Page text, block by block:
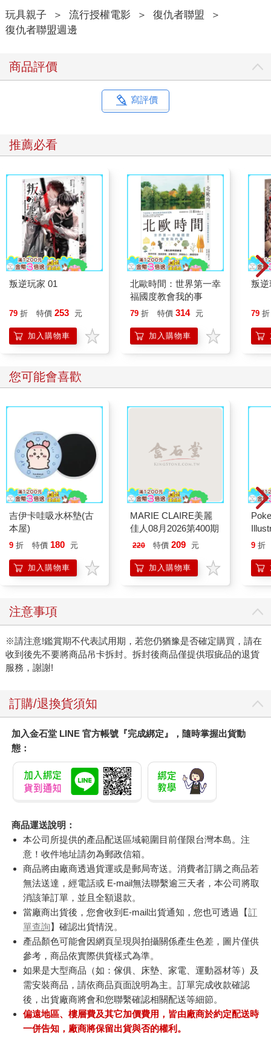
玩具親子 ＞ 流行授權電影 ＞ 復仇者聯盟
＞
復仇者聯盟週邊
商品評價
寫評價
推薦必看
叛逆玩家 01
79 折 特價 253 元
加入購物車
北歐時間：世界第一幸
福國度教會我的事
79 折 特價 314 元
加入購物車
叛逆
79 折
您可能會喜歡
吉伊卡哇吸水杯墊(古
本屋)
9 折 特價 180 元
加入購物車
MARIE CLAIRE美麗
佳人08月2026第400期
220 特價 209 元
加入購物車
9 折
注意事項
※請注意!鑑賞期不代表試用期，若您仍猶豫是否確定購買，請在
收到後先不要將商品吊卡拆封。拆封後商品僅提供瑕疵品的退貨
服務，謝謝!
訂購/退換貨須知
加入金石堂 LINE 官方帳號『完成綁定』，隨時掌握出貨動
態：
商品運送說明：
本公司所提供的產品配送區域範圍目前僅限台灣本島。注
意！收件地址請勿為郵政信箱。
商品將由廠商透過貨運或是郵局寄送。消費者訂購之商品若
無法送達，經電話或 E-mail無法聯繫逾三天者，本公司將取
消該筆訂單，並且全額退款。
當廠商出貨後，您會收到E-mail出貨通知，您也可透過【訂
單查詢】確認出貨情況。
產品顏色可能會因網頁呈現與拍攝關係產生色差，圖片僅供
參考，商品依實際供貨樣式為準。
如果是大型商品（如：傢俱、床墊、家電、運動器材等）及
需安裝商品，請依商品頁面說明為主。訂單完成收款確認
後，出貨廠商將會和您聯繫確認相關配送等細節。
偏遠地區、樓層費及其它加價費用，皆由廠商於約定配送時
一併告知，廠商將保留出貨與否的權利。